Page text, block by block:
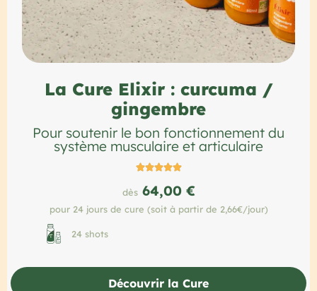
La Cure Elixir : curcuma /
gingembre
Pour soutenir le bon fonctionnement du
système musculaire et articulaire

dès64,00 €
pour 24 jours de cure (soit à partir de 2,66€/jour)
24 shots
Découvrir la Cure